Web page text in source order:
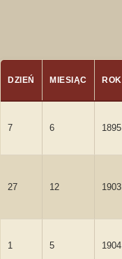
DZIEŃ MIESIĄC ROK
7 6 1895
27 12 1903
1 5 1904